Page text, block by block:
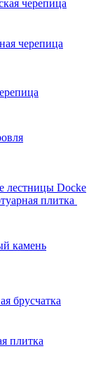
черепица
черепица
лестницы Docke
плитка
камень
брусчатка
плитка